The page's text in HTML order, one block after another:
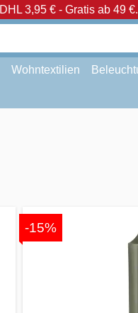
DHL 3,95 € - Gratis ab 49 €.
Wohntextilien
-15%